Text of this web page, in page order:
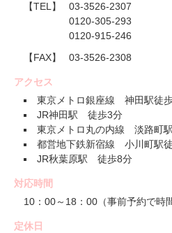
【TEL】
03-3526-2307
0120-305-293
0120-915-246
【FAX】
03-3526-2308
アクセス
東京メトロ銀座線 神田駅徒
JR神田駅 徒歩3分
東京メトロ丸の内線 淡路町
都営地下鉄新宿線 小川町駅
JR秋葉原駅 徒歩8分
対応時間
10：00～18：00（事前予約で時
定休日